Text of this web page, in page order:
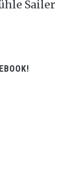
Sailer